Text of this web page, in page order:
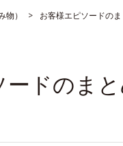
物） お客様エピソードの
ードのま